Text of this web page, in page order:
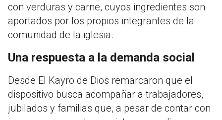
con verduras y carne, cuyos ingredientes son
aportados por los propios integrantes de la
comunidad de la iglesia.
Una respuesta a la demanda social
Desde El Kayro de Dios remarcaron que el
dispositivo busca acompañar a trabajadores,
jubilados y familias que, a pesar de contar con